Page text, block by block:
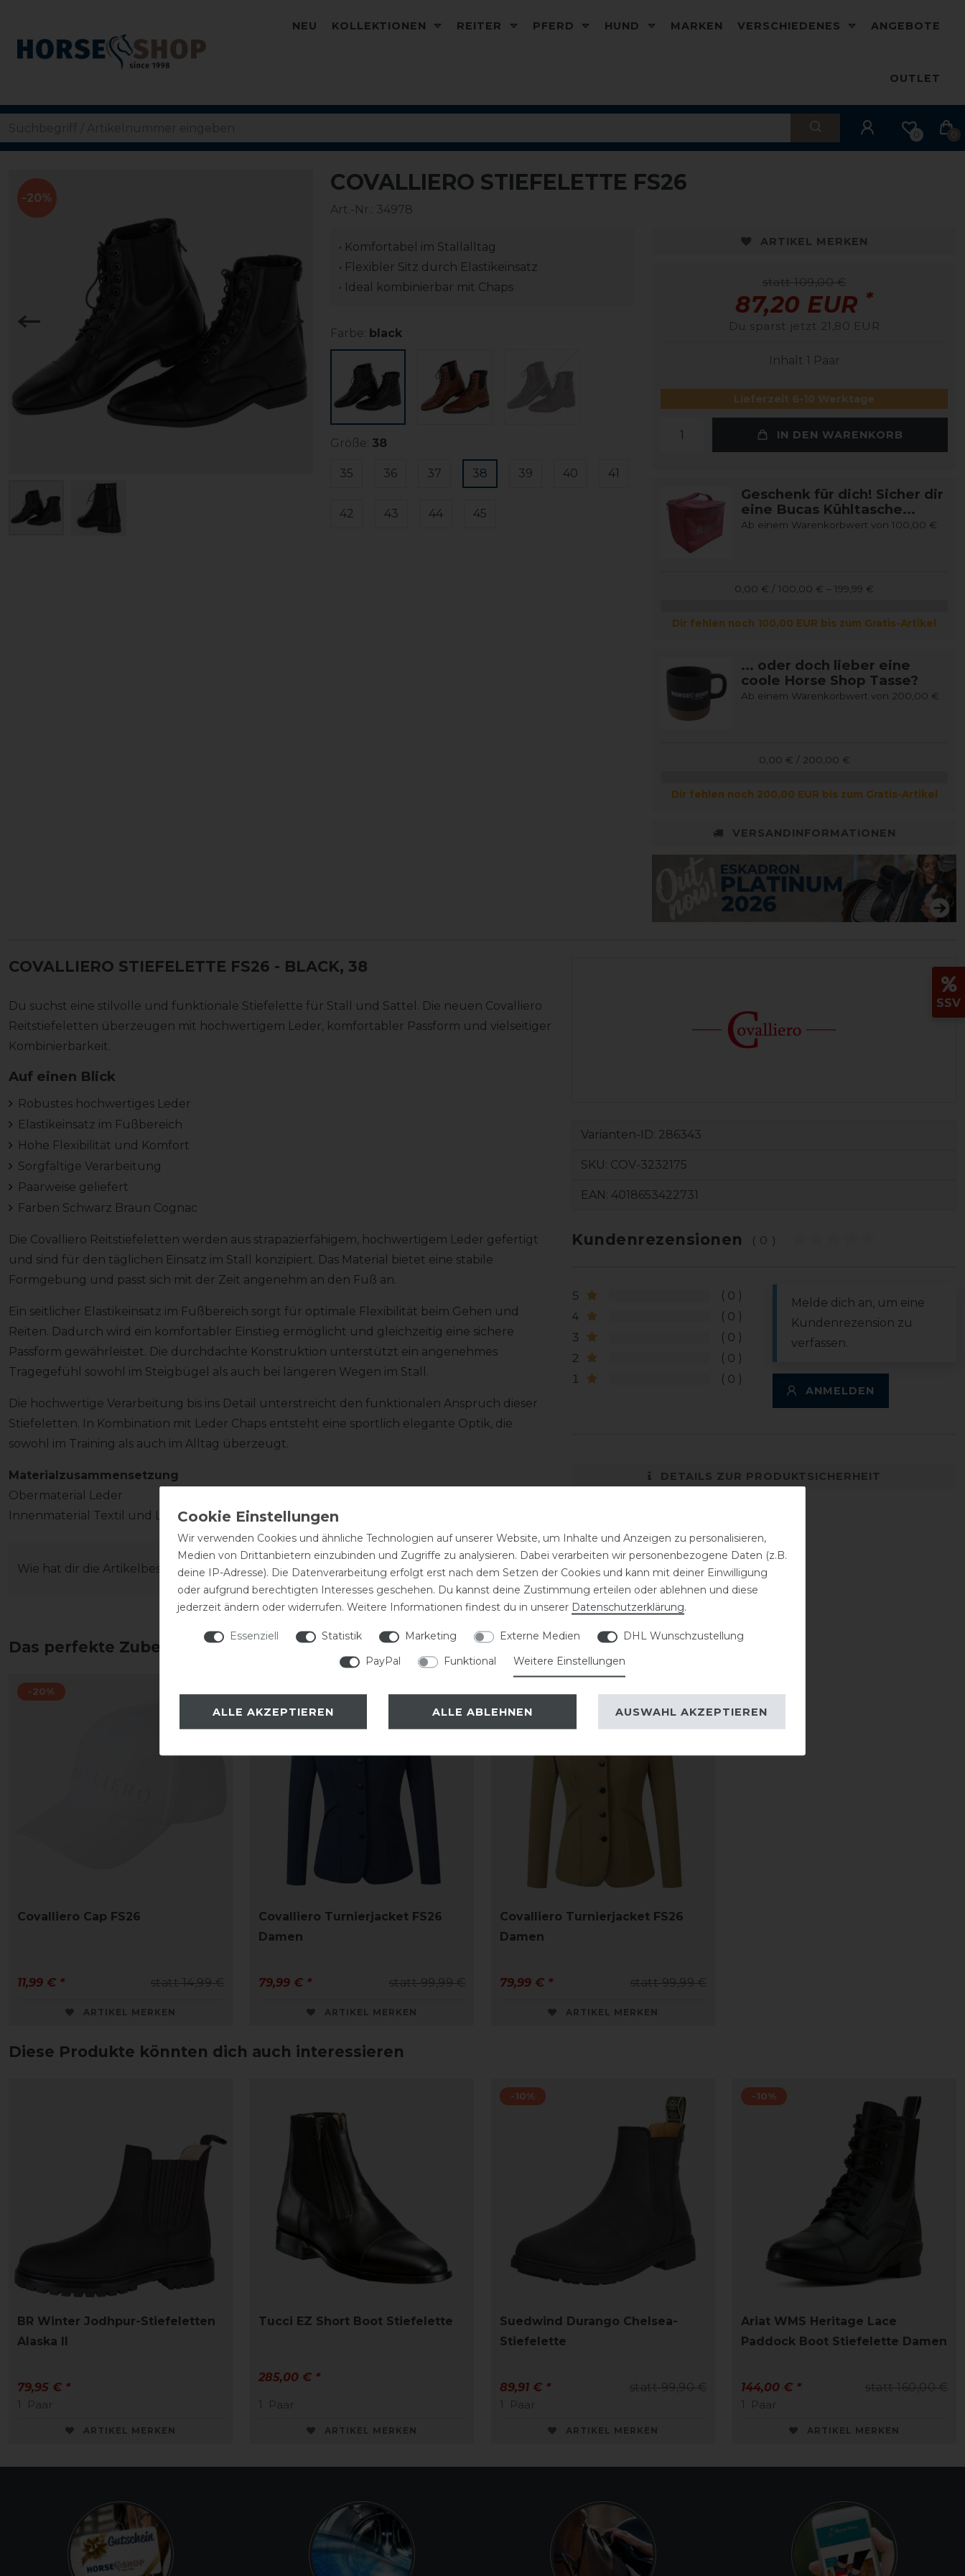
NEU KOLLEKTIONEN REITER PFERD HUND MARKEN VERSCHIEDENES ANGEBOTE
OUTLET
0 0
-20%
COVALLIERO STIEFELETTE FS26
Art.-Nr.: 34978
• Komfortabel im Stallalltag
• Flexibler Sitz durch Elastikeinsatz
• Ideal kombinierbar mit Chaps
Farbe: black
Größe: 38
35 36 37 38 39 40 41
42 43 44 45
ARTIKEL MERKEN
statt 109,00 €
87,20 EUR *
Du sparst jetzt 21,80 EUR
Inhalt 1 Paar
Lieferzeit 6-10 Werktage
IN DEN WARENKORB
Geschenk für dich! Sicher dir
eine Bucas Kühltasche...
Ab einem Warenkorbwert von 100,00 €
0,00 € / 100,00 € – 199,99 €
Dir fehlen noch 100,00 EUR bis zum Gratis-Artikel
... oder doch lieber eine
coole Horse Shop Tasse?
Ab einem Warenkorbwert von 200,00 €
0,00 € / 200,00 €
Dir fehlen noch 200,00 EUR bis zum Gratis-Artikel
VERSANDINFORMATIONEN
COVALLIERO STIEFELETTE FS26 - BLACK, 38
Du suchst eine stilvolle und funktionale Stiefelette für Stall und Sattel. Die neuen Covalliero
Reitstiefeletten überzeugen mit hochwertigem Leder, komfortabler Passform und vielseitiger
Kombinierbarkeit.
Auf einen Blick
Robustes hochwertiges Leder
Elastikeinsatz im Fußbereich
Hohe Flexibilität und Komfort
Sorgfältige Verarbeitung
Paarweise geliefert
Farben Schwarz Braun Cognac
Die Covalliero Reitstiefeletten werden aus strapazierfähigem, hochwertigem Leder gefertigt
und sind für den täglichen Einsatz im Stall konzipiert. Das Material bietet eine stabile
Formgebung und passt sich mit der Zeit angenehm an den Fuß an.
Ein seitlicher Elastikeinsatz im Fußbereich sorgt für optimale Flexibilität beim Gehen und
Reiten. Dadurch wird ein komfortabler Einstieg ermöglicht und gleichzeitig eine sichere
Passform gewährleistet. Die durchdachte Konstruktion unterstützt ein angenehmes
Tragegefühl sowohl im Steigbügel als auch bei längeren Wegen im Stall.
Die hochwertige Verarbeitung bis ins Detail unterstreicht den funktionalen Anspruch dieser
Stiefeletten. In Kombination mit Leder Chaps entsteht eine sportlich elegante Optik, die
sowohl im Training als auch im Alltag überzeugt.
Materialzusammensetzung
Obermaterial Leder
Innenmaterial Textil und Lederanteile
Wie hat dir die Artikelbeschreibung gefallen?
Varianten-ID: 286343
SKU: COV-3232175
EAN: 4018653422731
Kundenrezensionen (0)
5
0
4
0
3
0
2
0
1
0
Melde dich an, um eine
Kundenrezension zu
verfassen.
ANMELDEN
DETAILS ZUR PRODUKTSICHERHEIT
Das perfekte Zubehör für dich
-20%
Covalliero Cap FS26
statt 14,99 €
11,99 € *
ARTIKEL MERKEN
-20%
Covalliero Turnierjacket FS26
Damen
statt 99,99 €
79,99 € *
ARTIKEL MERKEN
-20%
Covalliero Turnierjacket FS26
Damen
statt 99,99 €
79,99 € *
ARTIKEL MERKEN
Diese Produkte könnten dich auch interessieren
BR Winter Jodhpur-Stiefeletten
Alaska II
79,95 € *
1
Paar
ARTIKEL MERKEN
Tucci EZ Short Boot Stiefelette
285,00 € *
1
Paar
ARTIKEL MERKEN
-10%
Suedwind Durango Chelsea-
Stiefelette
statt 99,90 €
89,91 € *
1
Paar
ARTIKEL MERKEN
-10%
Ariat WMS Heritage Lace
Paddock Boot Stiefelette Damen
statt 160,00 €
144,00 € *
1
Paar
ARTIKEL MERKEN
SSV
Wir verwenden Cookies und ähnliche Technologien auf unserer Website, um Inhalte und Anzeigen zu personalisieren,
Medien von Drittanbietern einzubinden und Zugriffe zu analysieren. Dabei verarbeiten wir personenbezogene Daten (z.B.
deine IP-Adresse). Die Datenverarbeitung erfolgt erst nach dem Setzen der Cookies und kann mit deiner Einwilligung
oder aufgrund berechtigten Interesses geschehen. Du kannst deine Zustimmung erteilen oder ablehnen und diese
jederzeit ändern oder widerrufen. Weitere Informationen findest du in unserer Daten­schutz­erklärung.
Essenziell Statistik Marketing Externe Medien
DHL Wunschzustellung
PayPal
Funktional Weitere Einstellungen
ALLE AKZEPTIEREN ALLE ABLEHNEN AUSWAHL AKZEPTIEREN